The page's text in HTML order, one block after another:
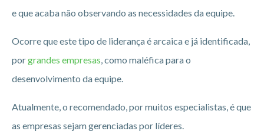
e que acaba não observando as necessidades da equipe.
Ocorre que este tipo de liderança é arcaica e já identificada,
porgrandes empresas, como maléfica para o
desenvolvimento da equipe.
Atualmente, o recomendado, por muitos especialistas, é que
as empresas sejam gerenciadas por líderes.